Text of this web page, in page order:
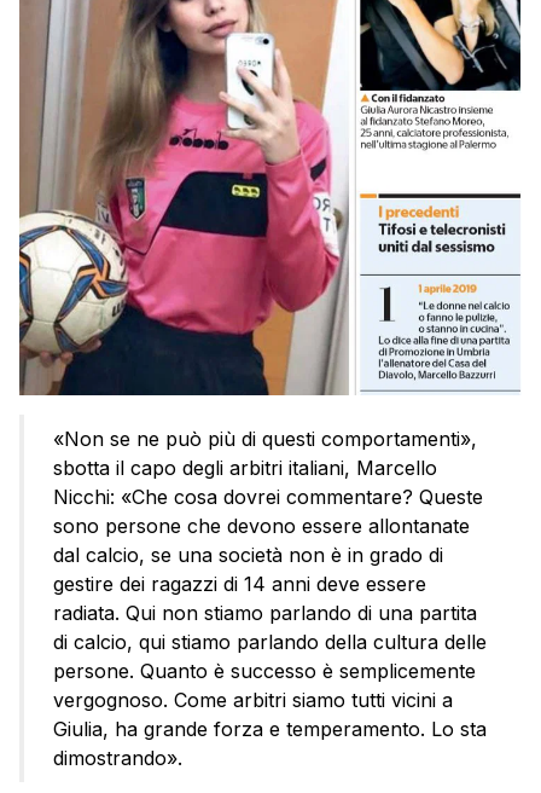
«Non se ne può più di questi comportamenti»,
sbotta il capo degli arbitri italiani, Marcello
Nicchi: «Che cosa dovrei commentare? Queste
sono persone che devono essere allontanate
dal calcio, se una società non è in grado di
gestire dei ragazzi di 14 anni deve essere
radiata. Qui non stiamo parlando di una partita
di calcio, qui stiamo parlando della cultura delle
persone. Quanto è successo è semplicemente
vergognoso. Come arbitri siamo tutti vicini a
Giulia, ha grande forza e temperamento. Lo sta
dimostrando».